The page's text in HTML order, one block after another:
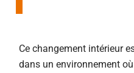
Ce changement intérieur
dans un environnement